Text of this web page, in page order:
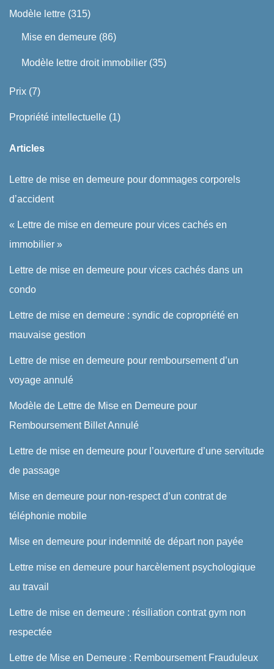
Modèle lettre (315)
Mise en demeure (86)
Modèle lettre droit immobilier (35)
Prix (7)
Propriété intellectuelle (1)
Articles
Lettre de mise en demeure pour dommages corporels
d’accident
« Lettre de mise en demeure pour vices cachés en
immobilier »
Lettre de mise en demeure pour vices cachés dans un
condo
Lettre de mise en demeure : syndic de copropriété en
mauvaise gestion
Lettre de mise en demeure pour remboursement d’un
voyage annulé
Modèle de Lettre de Mise en Demeure pour
Remboursement Billet Annulé
Lettre de mise en demeure pour l’ouverture d’une servitude
de passage
Mise en demeure pour non-respect d’un contrat de
téléphonie mobile
Mise en demeure pour indemnité de départ non payée
Lettre mise en demeure pour harcèlement psychologique
au travail
Lettre de mise en demeure : résiliation contrat gym non
respectée
Lettre de Mise en Demeure : Remboursement Frauduleux